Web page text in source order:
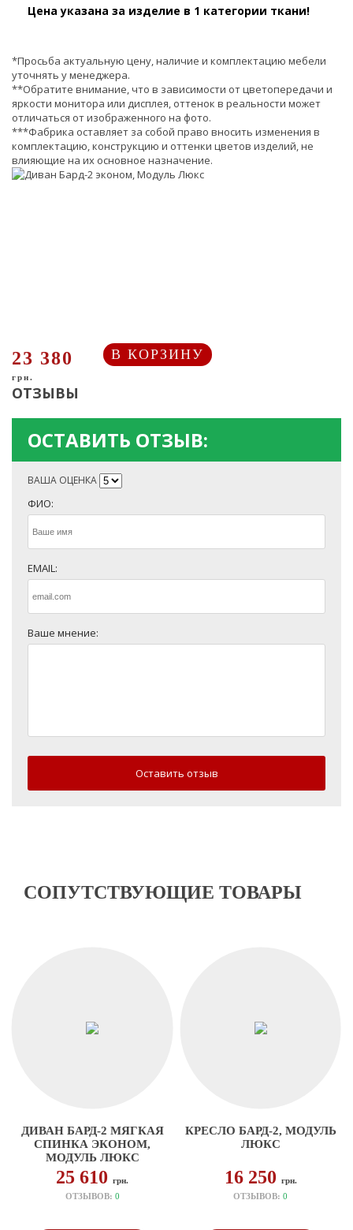
Цена указана за изделие в 1 категории ткани!
*Просьба актуальную цену, наличие и комплектацию мебели
уточнять у менеджера.
**Обратите внимание, что в зависимости от цветопередачи и
яркости монитора или дисплея, оттенок в реальности может
отличаться от изображенного на фото.
***Фабрика оставляет за собой право вносить изменения в
комплектацию, конструкцию и оттенки цветов изделий, не
влияющие на их основное назначение.
23 380
грн.
В КОРЗИНУ
ОТЗЫВЫ
ОСТАВИТЬ ОТЗЫВ:
ВАША ОЦЕНКА
ФИО:
EMAIL:
Ваше мнение:
Оставить отзыв
СОПУТСТВУЮЩИЕ ТОВАРЫ
ДИВАН БАРД-2 МЯГКАЯ
СПИНКА ЭКОНОМ,
МОДУЛЬ ЛЮКС
25 610грн.
ОТЗЫВОВ: 0
КРЕСЛО БАРД-2, МОДУЛЬ
ЛЮКС
16 250 грн.
ОТЗЫВОВ:0